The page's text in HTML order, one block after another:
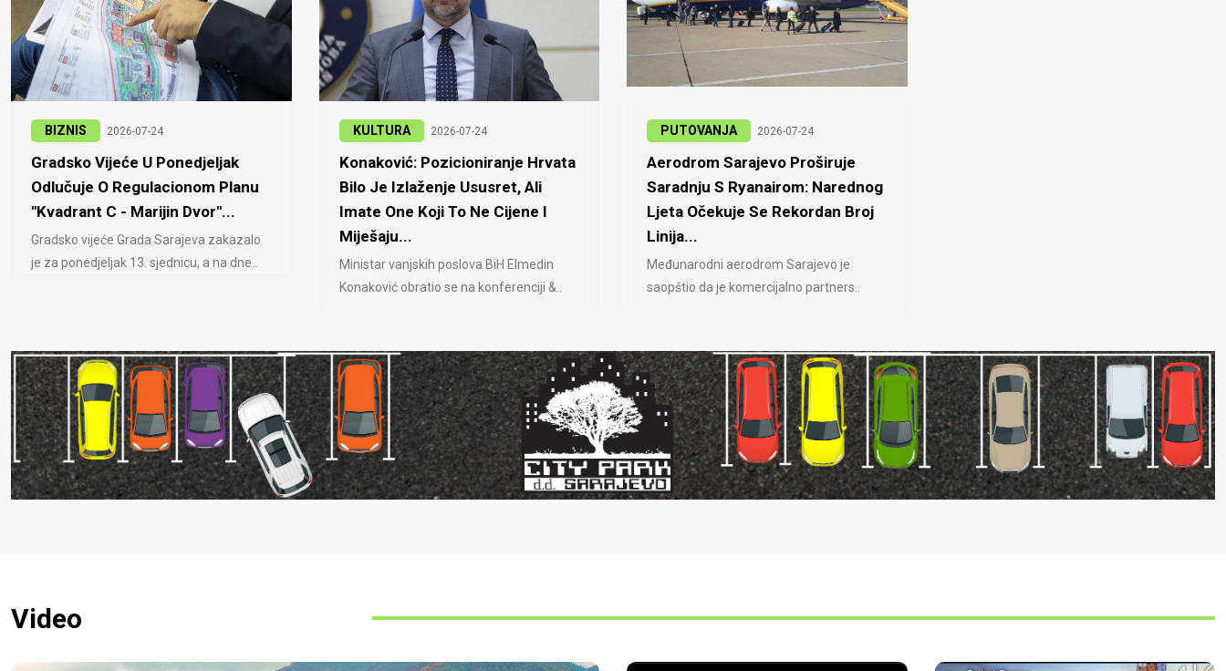
BIZNIS 2026-07-24
Gradsko Vijeće U Ponedjeljak
Odlučuje O Regulacionom Planu
"Kvadrant C - Marijin Dvor"...
Gradsko vijeće Grada Sarajeva zakazalo
je za ponedjeljak 13. sjednicu, a na dne..
KULTURA 2026-07-24
Konaković: Pozicioniranje Hrvata
Bilo Je Izlaženje Ususret, Ali
Imate One Koji To Ne Cijene I
Miješaju...
Ministar vanjskih poslova BiH Elmedin
Konaković obratio se na konferenciji &..
PUTOVANJA 2026-07-24
Aerodrom Sarajevo Proširuje
Saradnju S Ryanairom: Narednog
Ljeta Očekuje Se Rekordan Broj
Linija...
Međunarodni aerodrom Sarajevo je
saopštio da je komercijalno partners..
Video